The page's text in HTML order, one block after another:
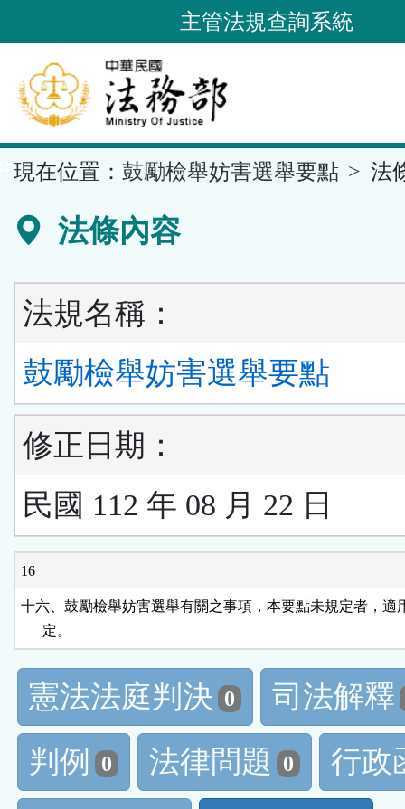
到
要
內
容
區
主管法規查詢系統
現在位置： 鼓勵檢舉妨害選舉要點 法
法條內容
法規名稱：
鼓勵檢舉妨害選舉要點
修正日期：
民國 112 年 08 月 22 日
16
十六、鼓勵檢舉妨害選舉有關之事項，本要點未規定者，適
      定。
憲法法庭判決 0
司法解釋
判例
0 法律問題 0
行政